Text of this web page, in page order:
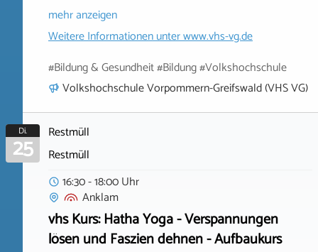
mehr anzeigen
Weitere Informationen unterwww.vhs-vg.de
#Bildung & Gesundheit #Bildung #Volkshochschule
Volkshochschule Vorpommern-Greifswald (VHS VG)
Di.
25
Restmüll
Restmüll
16:30 - 18:00 Uhr
Anklam
vhs Kurs: Hatha Yoga - Verspannungen
lösen und Faszien dehnen - Aufbaukurs